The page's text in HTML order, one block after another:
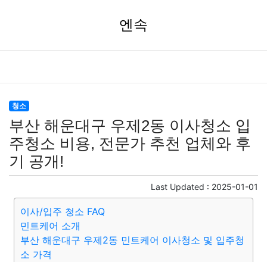
엔속
청소
부산 해운대구 우제2동 이사청소 입
주청소 비용, 전문가 추천 업체와 후
기 공개!
Last Updated : 2025-01-01
이사/입주 청소 FAQ
민트케어 소개
부산 해운대구 우제2동 민트케어 이사청소 및 입주청
소 가격